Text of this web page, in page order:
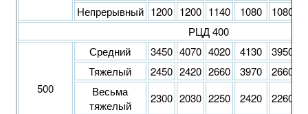
Непрерывный 1200 1200 1140 1080 1080
РЦД 400
500
Средний 3450 4070 4020 4130 3950
Тяжелый
2450 2420 2660 3970 2660
Весьма
тяжелый
2300 2030 2250 2420 2260